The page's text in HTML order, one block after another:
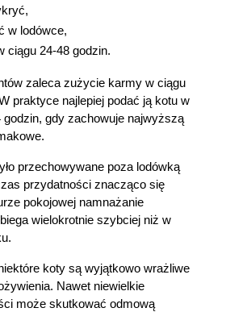
w lodówce,
ciągu 24-48 godzin.
zaleca zużycie karmy w ciągu
praktyce najlepiej podać ją kotu w
gdy zachowuje najwyższą
przechowywane poza lodówką
przydatności znacząco się
pokojowej namnażanie
wielokrotnie szybciej niż w
koty są wyjątkowo wrażliwe
Nawet niewielkie
może skutkować odmową